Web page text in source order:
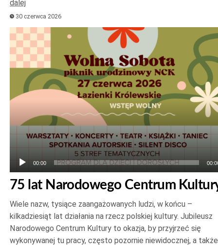
dalej
30 czerwca 2026
Odtwarzacz
plików
dźwiękowych
00:00
75 lat Narodowego Centrum
Wiele nazw, tysiące zaangażowanych ludzi, w końcu –
kilkadziesiąt lat działania na rzecz polskiej kultury. Jubileusz
Narodowego Centrum Kultury to okazja, by przyjrzeć się
wykonywanej tu pracy, często pozornie niewidocznej, a także